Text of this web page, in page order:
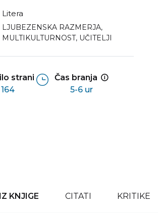
Litera
LJUBEZENSKA RAZMERJA,
MULTIKULTURNOST, UČITELJI
strani
164
Čas branja
5-6 ur
KNJIGE CITATI KRITIKE